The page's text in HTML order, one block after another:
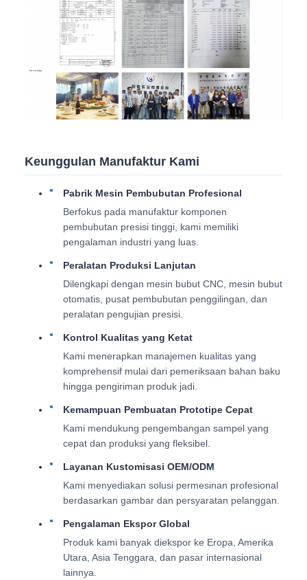
Keunggulan Manufaktur Kami
Pabrik Mesin Pembubutan Profesional
Berfokus pada manufaktur komponen
pembubutan presisi tinggi, kami memiliki
pengalaman industri yang luas.
Peralatan Produksi Lanjutan
Dilengkapi dengan mesin bubut CNC, mesin bubut
otomatis, pusat pembubutan penggilingan, dan
peralatan pengujian presisi.
Kontrol Kualitas yang Ketat
Kami menerapkan manajemen kualitas yang
komprehensif mulai dari pemeriksaan bahan baku
hingga pengiriman produk jadi.
Kemampuan Pembuatan Prototipe Cepat
Kami mendukung pengembangan sampel yang
cepat dan produksi yang fleksibel.
Layanan Kustomisasi OEM/ODM
Kami menyediakan solusi permesinan profesional
berdasarkan gambar dan persyaratan pelanggan.
Pengalaman Ekspor Global
Produk kami banyak diekspor ke Eropa, Amerika
Utara, Asia Tenggara, dan pasar internasional
lainnya.